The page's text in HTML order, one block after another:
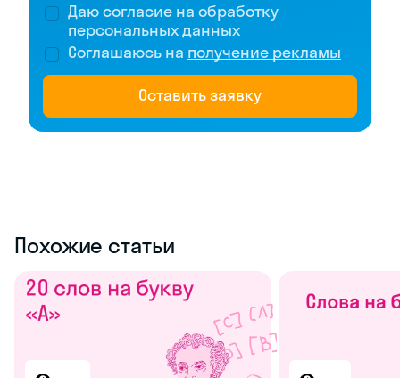
Даю согласие на обработку
персональных данных
Соглашаюсь на получение рекламы
Оставить заявку
Похожие статьи